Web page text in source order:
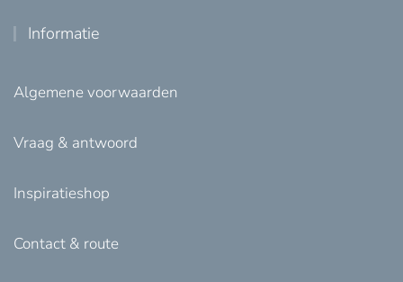
Informatie
Algemene voorwaarden
Vraag & antwoord
Inspiratieshop
Contact & route